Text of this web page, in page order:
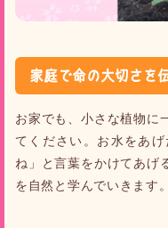
家庭で命の大切さを
お家でも、小さな植物に
てください。お水をあ
ね」と言葉をかけてあげ
を自然と学んでいきます。